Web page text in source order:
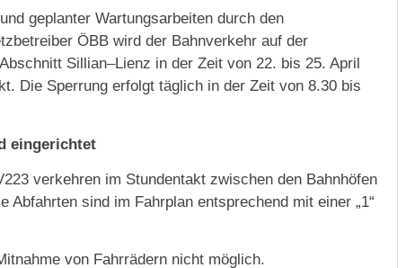
geplanter Wartungsarbeiten durch den
ÖBB wird der Bahnverkehr auf der
Sillian–Lienz in der Zeit von 22. bis 25. April
Die Sperrung erfolgt täglich in der Zeit von 8.30 bis
eingerichtet
verkehren im Stundentakt zwischen den Bahnhöfen
Abfahrten sind im Fahrplan entsprechend mit einer „1“
von Fahrrädern nicht möglich.